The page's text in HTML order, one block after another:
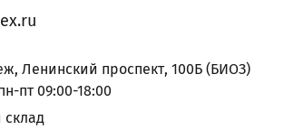
Ленинский проспект, 100Б (БИОЗ)
пт 09:00-18:00
склад